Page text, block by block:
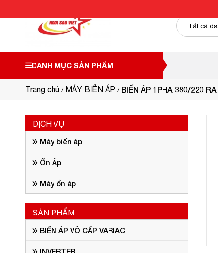
DANH MỤC SẢN PHẨM
Trang chủ MÁY BIẾN ÁP BIẾN ÁP 1PHA 380/220
DỊCH VỤ
Máy biến áp
Ổn Áp
Máy ổn áp
SẢN PHẨM
BIẾN ÁP VÔ CẤP VARIAC
INVERTER